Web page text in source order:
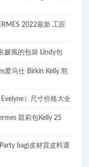
2022最新 工匠
媛風的包袋 Lindy包
爱马仕 Birkin Kelly 鸵
）尺寸价格大全
凱莉包Kelly 25
bag)皮材質皮料選